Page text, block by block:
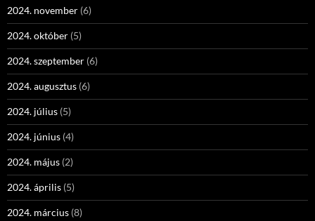
2024. november (6)
2024. október (5)
2024. szeptember (6)
2024. augusztus (6)
2024. július (5)
2024. június (4)
2024. május (2)
2024. április (5)
2024. március (8)